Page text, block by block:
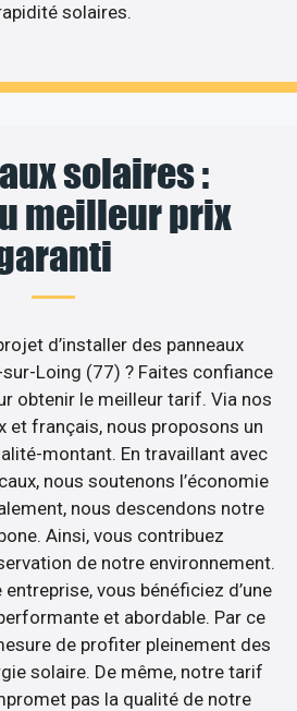
solaires.
solaires :
meilleur prix
d’installer des panneaux
Loing (77) ? Faites confiance
obtenir le meilleur tarif. Via nos
et français, nous proposons un
montant. En travaillant avec
nous soutenons l’économie
nous descendons notre
Ainsi, vous contribuez
de notre environnement.
vous bénéficiez d’une
et abordable. Par ce
de profiter pleinement des
solaire. De même, notre tarif
pas la qualité de notre